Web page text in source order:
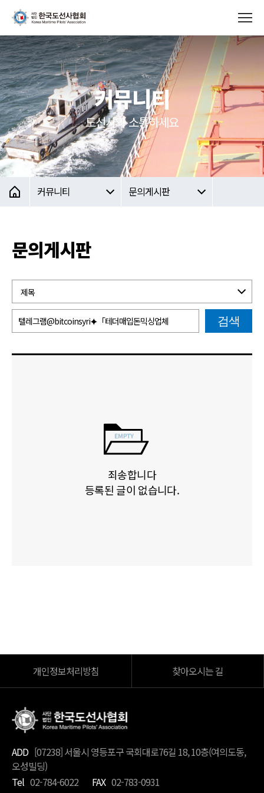
커뮤니티
도선사와 소통하세요
커뮤니티 문의게시판
문의게시판
검색
죄송합니다
등록된 글이 없습니다.
개인정보처리방침 찾아오시는 길
ADD [07238] 서울시 영등포구 국회대로76길 18, 10층(여의도동,
오성빌딩)
Tel 02-784-6022 FAX 02-783-0931